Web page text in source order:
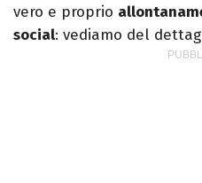
vero e proprio
social: vediamo del